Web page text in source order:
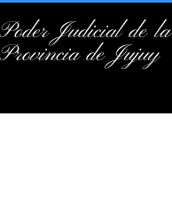
Poder Judicial de la
Provincia de Jujuy